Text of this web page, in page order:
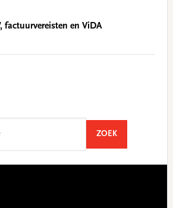
factuurvereisten en ViDA
ZOEKSEARCH